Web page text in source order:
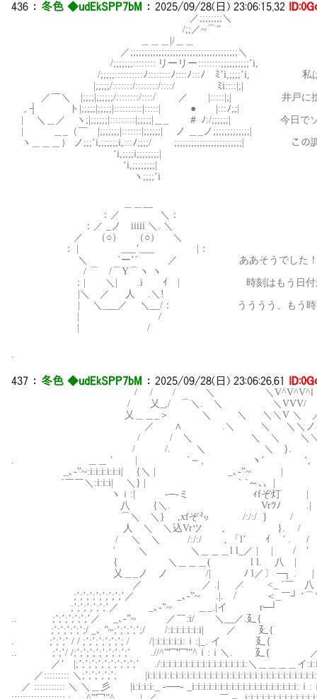
436 ： 冬色 ◆udEkSPP7bM ： 2025/09/28(日) 23:06:15.32
／;;;;;;;;＼
/;;／~⌒”
＿＿＿|/＿＿
／;;;;;;;;;;;;;;;;;;;;;;;;;;;;;;;;;;;;;;＼
/;;;;;;;:::::::: リーリー ::::::::;;;;;;;;;;’i,
/;;;;;::::::::::ﾉ::::::::ﾉ::::ﾉ:::ﾉ￣ﾐ’i,;;;;’i, 私は台湾で
|;;;;;/:::::::/::::::::/::::/ ﾐi::::|;|
／￣＼ |;;;;|;;;;;;/::::::::/::::/ ／ |:::::|;| 井戸に捨てれ
, ┤ ト|;;;;;|;;;;;|::::::::::|:::::| ● |:::ﾉ;;|
| ＼＿／ ヽ;|;;;;;;|:::::::::|;;;;;|＿_ ＃ ﾉ:/;;;;;;| 今日でソイツ
| ＿_（￣ |;;;;;;;|:::::::|;;;;;;| ノ ＿_ノ;;;;;;;;;;;;;|
ヽ＿＿＿） ノ;;;’i,;;;;;;i,:::ﾉ;;;;/￣￣ ;;;;;;;;;;;;;;;;;;;;;;;;| この調子
‘i,;;;;i;;;;;;;;|
‘i,;;;;;;;;|
ヽ;;;;’i
：／ ＼：
：／ _ノ iiiii ＼. ＼
／ （○） （○） ＼
： | ___’___ |：
＼ `ー’´ ／ ああそうでした
/ ⌒ /⌒Y⌒ヽ ヽ
：| ＼| .i ｲ | 時刻はもう日付が変わ
|＼ ／ 人 .＼!
| ＼___／ ＼__/： うううう、もう時間が、
| /
| /
.
437 ： 冬色 ◆udEkSPP7bM ： 2025/09/28(日) 23:06:26.61
/ / / ＼ ＼V^V^V^l
/ 乂_,/ ⌒＼. ＼ ＼VVV/ }
乂＿＿_＞ ＼ ＼ ＼＼V ＼ ／
／ ∧ .＼ ＼ ＼＼ノイ
/ / ＼ ＼ ＼ ＼＼
/ /. ＼ ＼ }. ＼＼＿_／
. ＿＿ ′ | `～、 ヽ’ ‘, ＼_､-
_､-”~:i:i:i:i:i:i| {＼ | _､-”~ | ‘,
´￣￣＼:i:i:i| ＼} | ｀`～､、| ‘,＼
ヽｉ:| -─-ミ ｨfぞ灯 | ‘, ＼
八 {＼. Vrﾂﾉ .| .|i ＼
⌒＼ ＼} ,xfぞ㍉ /:/:/ } / |i ＼ }:i:
人 ＼ ＼込Vrツ , }. / ./⌒
/ ＼ ＼ /:/:/ , 「l’ ｲ ′ . / | |
′ ＼ ＼＿＿＿l l_／ | | /
{ ＼＿＿＿( l l. 八 | | .|. / ,
乂＿_ノ ノ /| ﾉ l／〕 ─┐ . | /
／ ／ .| ／ <_ ´￣ 八 |./ ,
;’;’;’;’;’;’;’;’／ _､-”~ .|. / ＜_￣┘ ‘⌒＼ ＼.
;’;’;’;’;’;’／ _､-”~ ＿_.|イ r─┘ ＼
.. ;’;’;’;’;’;’／ _､-”~ ／￣:i/ ＼__／.廴{ |
;’;’;’;’;’;/ _､ ”~;’;’;’;’;/ /:i:i:i:i:i:i| ／
. ;’;’;’ / / ;’;’;’;’;’;’; / /|:i:i:i:i:i:ｉ:|_. イ 廴{ /｀
.. ;’;’/ /;’;’;’;’;’;’;’;’;’ .//^”冖冖”^ｉ:ｉ＼. 廴
／’ |;’;’;’;’;’;’;’;’;’;’ ./:i:i:i:i:i:i:i:i:i:i:i:i:i:i:i:＼＿＿＿＿イ
／::::::::: ＼;’;’;’;’;’;
／ ::::::::::: ＼ ＼＿彡 |i:i:i:i:_ -──- _i:i:i:i:i:i:i:i:i:i:i:i:i:i:i:i:i:i:i:ｉ:ｉ